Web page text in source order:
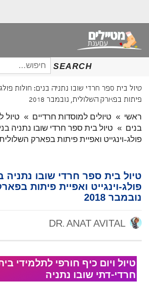
SEARCH
חיפוש
עבור:
טיול בית ספר חרדי שובו נתניה בנים: חולות פולג-
פיתות בפארק השלולית, נובמבר 2018
ראשי » טיולים למוסדות חרדיים » טיול
בנים » טיול בית ספר חרדי שובו נתניה
פולג-וינגייט ואפיית פיתות בפארק השלולית,
טיול בית ספר חרדי שובו נתניה
פולג-וינגייט ואפיית פיתות
נובמבר 2018
טיול ויום כיף חורפי לתלמידי
חרדי-דתי שובו נתניה